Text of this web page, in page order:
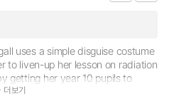
uses a simple disguise costume
to liven-up her lesson on radiation
getting her year 10 pupils to
work, before getting...
더보기